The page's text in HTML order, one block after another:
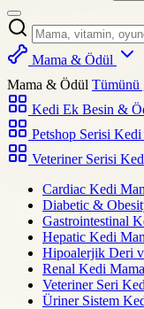
Mama & Ödül
Mama & Ödül Tümünü
Kedi Ek Besin &
Petshop Serisi Kedi
Veteriner Serisi
Cardiac Kedi
Diabetic &
Gastrointestinal
Hepatic Kedi
Hipoalerjik Deri
Renal Kedi
Veteriner Seri
Üriner Sistem